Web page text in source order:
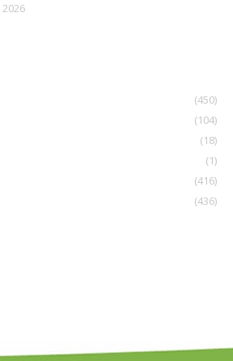
(450)
(104)
(18)
(1)
(416)
(436)